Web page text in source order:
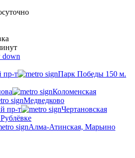
пр-т
Парк Победы 150 м.
Коломенская
Медведково
пр-т
Чертановская
Алма-Атинская, Марьино